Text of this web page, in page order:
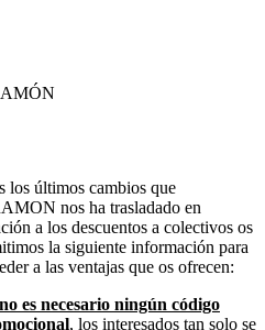
los últimos cambios que
nos ha trasladado en
a los descuentos a colectivos os
la siguiente información para
a las ventajas que os ofrecen:
no es necesario ningún código
, los interesados tan solo se